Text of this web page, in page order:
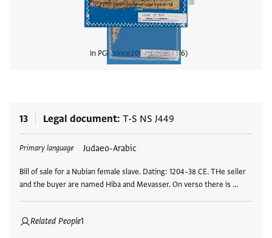
In PGP since2004 PGPID4316
13 Legal document T-S NS J449
Primary language Judaeo-Arabic
Bill of sale for a Nubian female slave. Dating: 1204–38 CE. THe seller
and the buyer are named Hiba and Mevasser. On verso there is …
Related People1
Tags